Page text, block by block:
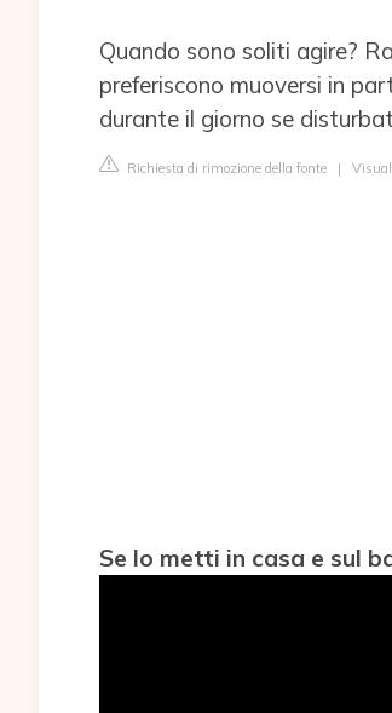
Quando sono soliti agire?
preferiscono muoversi in
durante il giorno se
Richiesta di rimozione della fonte |
Se lo metti in casa e sul